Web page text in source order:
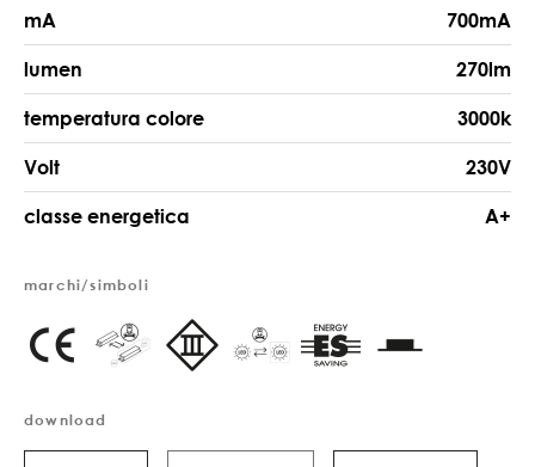
mA 700mA
lumen 270lm
temperatura colore 3000k
Volt 230V
classe energetica A+
marchi/simboli
download